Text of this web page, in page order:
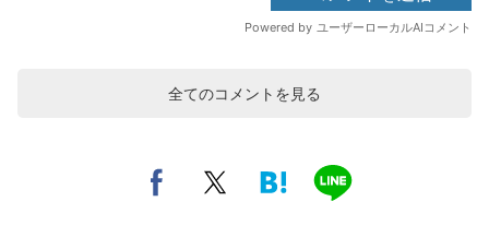
全てのコメントを見る